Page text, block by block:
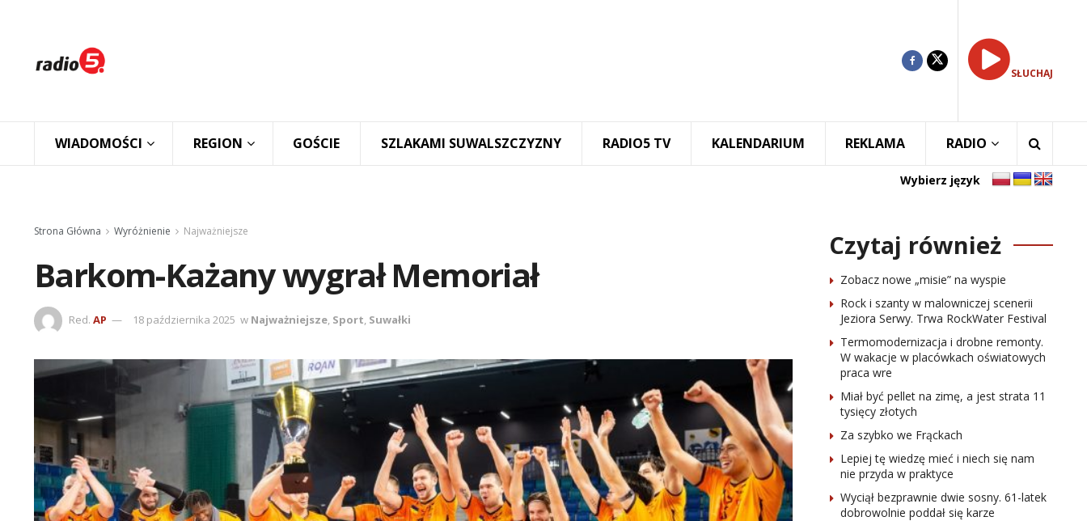
SŁUCHAJ
WIADOMOŚCI REGION GOŚCIE SZLAKAMI SUWALSZCZYZNY RADIO5 TV KALENDARIUM REKLAMA RADIO
Wybierz język
Strona Główna Wyróżnienie Najważniejsze
Barkom-Każany wygrał Memoriał
Red. AP 18 października 2025 w Najważniejsze, Sport, Suwałki
Czytaj również
Zobacz nowe „misie” na wyspie
Rock i szanty w malowniczej scenerii
Jeziora Serwy. Trwa RockWater Festival
Termomodernizacja i drobne remonty.
W wakacje w placówkach oświatowych
praca wre
Miał być pellet na zimę, a jest strata 11
tysięcy złotych
Za szybko we Frąckach
Lepiej tę wiedzę mieć i niech się nam
nie przyda w praktyce
Wyciął bezprawnie dwie sosny. 61-latek
dobrowolnie poddał się karze